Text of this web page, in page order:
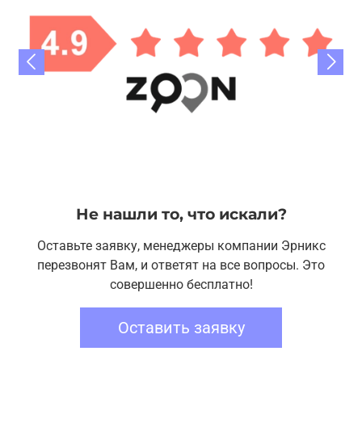
Не нашли то, что искали?
Оставьте заявку, менеджеры компании Эрникс
перезвонят Вам, и ответят на все вопросы. Это
совершенно бесплатно!
Оставить заявку